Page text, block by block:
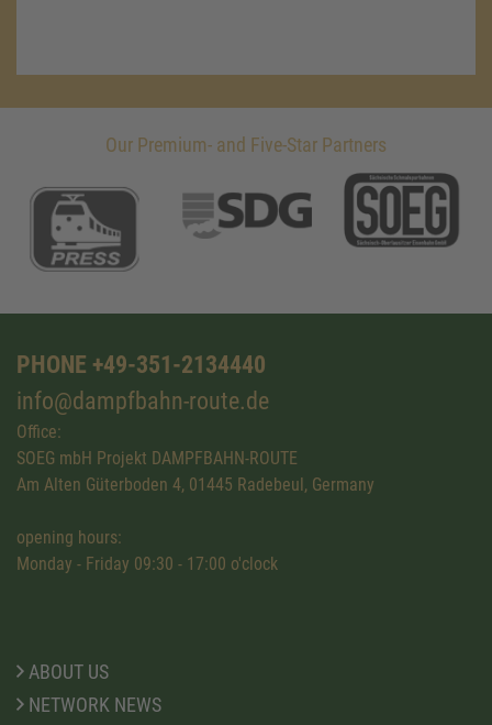
Our Premium- and Five-Star Partners
PHONE +49-351-2134440
info@dampfbahn-route.de
Office:
SOEG mbH Projekt DAMPFBAHN-ROUTE
Am Alten Güterboden 4, 01445 Radebeul, Germany
opening hours:
Monday - Friday 09:30 - 17:00 o'clock
ABOUT US
NETWORK NEWS